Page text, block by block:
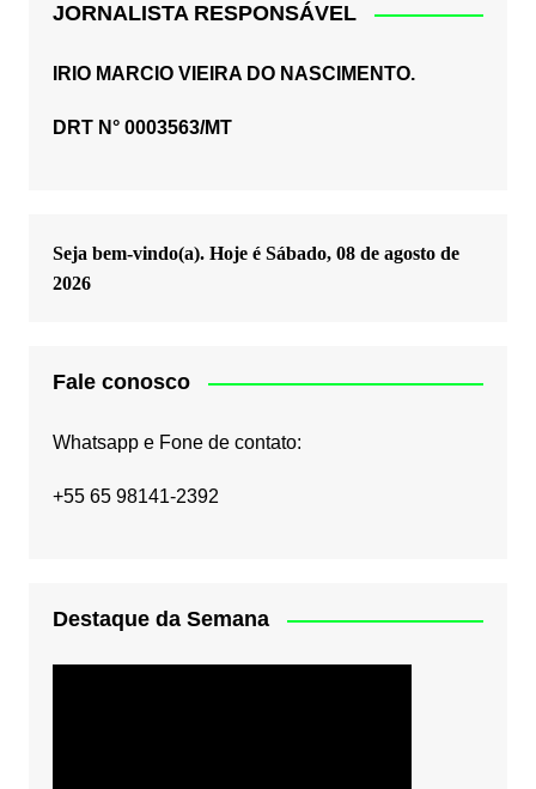
JORNALISTA RESPONSÁVEL
IRIO MARCIO VIEIRA DO NASCIMENTO.
DRT N° 0003563/MT
Seja bem-vindo(a). Hoje é Sábado, 08 de agosto de
2026
Fale conosco
Whatsapp e Fone de contato:
+55 65 98141-2392
Destaque da Semana